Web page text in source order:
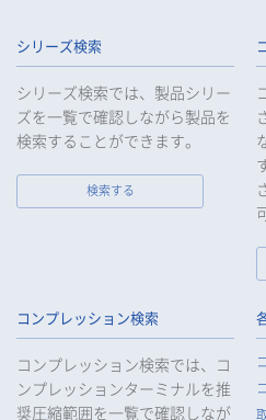
9. 当社は、個人情報の漏えい等の
等の保護を最優先する考えのも
めに合理的な範囲で速やかに対
みを行います。
当社は、個人情報報保護のため
続的に見直し、定期的に評価を
ります。
個人情報の取得
当社は、当社サービスの提供にあ
所、電話番号、電子メールアドレ
名、所属部署名、役職、住所、電
シリーズ検索
シリーズ検索では、製品シリー
ズを一覧で確認しながら製品を
検索することができます。
検索する
コンプレッション検索
コンプレッション検索では、コ
ンプレッションターミナルを推
奨圧縮範囲を一覧で確認しなが